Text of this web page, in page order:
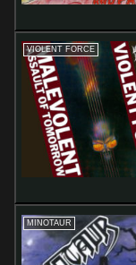
VIOLENT FORCE
MINOTAUR